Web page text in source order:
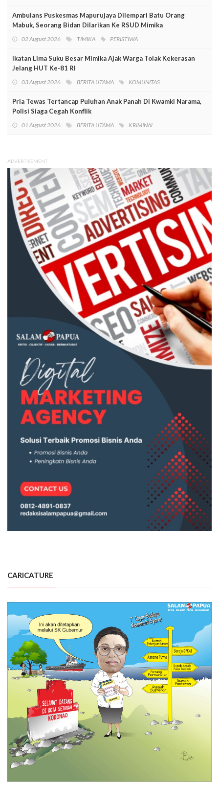
Ambulans Puskesmas Mapurujaya Dilempari Batu Orang
Mabuk, Seorang Bidan Dilarikan Ke RSUD Mimika
02 August 2026 TIMIKA PERISTIWA
Ikatan Lima Suku Besar Mimika Ajak Warga Tolak Kekerasan
Jelang HUT Ke-81 RI
03 August 2026 BERITA UTAMA KOMUNITAS
Pria Tewas Tertancap Puluhan Anak Panah Di Kwamki Narama,
Polisi Siaga Cegah Konflik
01 August 2026 BERITA UTAMA KRIMINAL
ADVERTISEMENT
CARICATURE